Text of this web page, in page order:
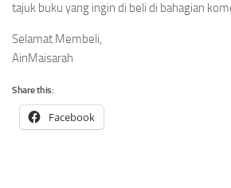
tajuk buku yang ingin di beli di bahagian
Selamat Membeli,
AinMaisarah
Share this:
Facebook